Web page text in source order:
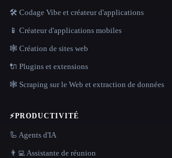
🛠️ Codage Vibe et créateur d'applications
📱 Créateur d'applications mobiles
🕸 Création de sites web
🔌 Plugins et extensions
🕸️ Scraping sur le Web et extraction de données
⚡PRODUCTIVITÉ
🦾 Agents d'IA
👨‍💻 Assistante de réunion